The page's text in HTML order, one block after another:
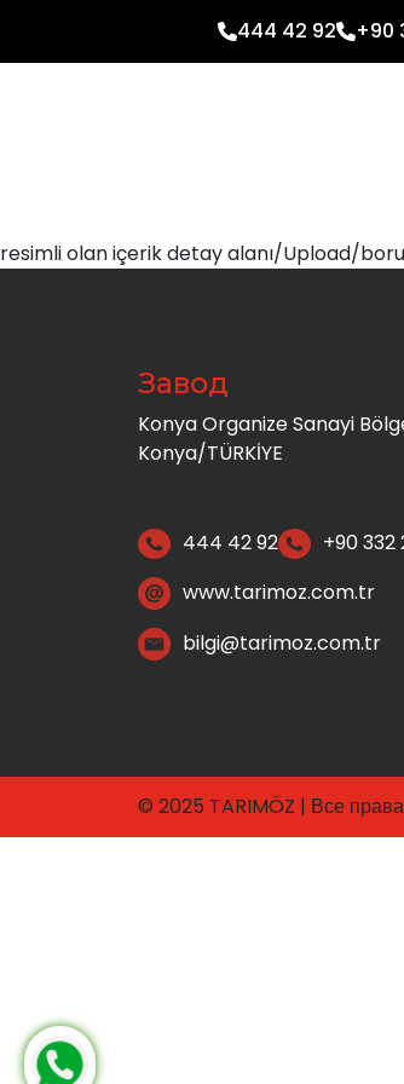
444 42 92 +90
resimli olan içerik detay alanı/Upload/
Завод
Konya Organize Sanayi
Konya/TÜRKİYE
444 42 92
+90 332
www.tarimoz.com.tr
bilgi@tarimoz.com.tr
© 2025 TARIMÖZ | Все